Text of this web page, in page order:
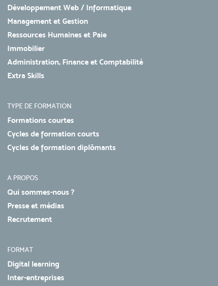
Développement Web / Informatique
Management et Gestion
Ressources Humaines et Paie
Immobilier
Administration, Finance et Comptabilité
Extra Skills
TYPE DE FORMATION
Formations courtes
Cycles de formation courts
Cycles de formation diplômants
A PROPOS
Qui sommes-nous ?
Presse et médias
Recrutement
FORMAT
Digital learning
Inter-entreprises